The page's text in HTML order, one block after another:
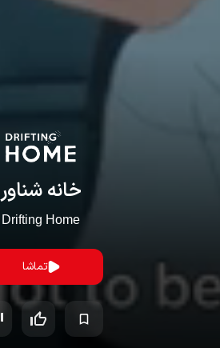
خانه شناور
Drifting Home
تماشا